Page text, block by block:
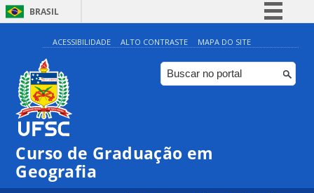
BRASIL
Simplifique!
Comunica BR
Participe
Canais
ACESSIBILIDADE ALTO CONTRASTE MAPA DO SITE
Curso de Graduação em
Geografia